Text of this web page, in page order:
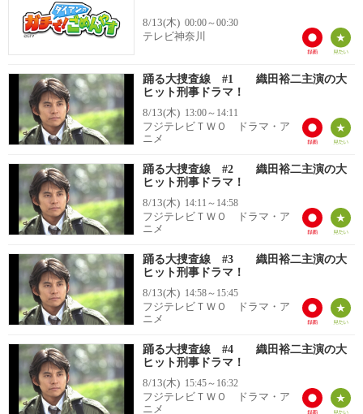
8/13(木) 00:00～00:30
テレビ神奈川
踊る大捜査線 #1 織田裕二主演の大
ヒット刑事ドラマ！
8/13(木) 13:00～14:11
フジテレビＴＷＯ ドラマ・ア
ニメ
踊る大捜査線 #2 織田裕二主演の大
ヒット刑事ドラマ！
8/13(木) 14:11～14:58
フジテレビＴＷＯ ドラマ・ア
ニメ
踊る大捜査線 #3 織田裕二主演の大
ヒット刑事ドラマ！
8/13(木) 14:58～15:45
フジテレビＴＷＯ ドラマ・ア
ニメ
踊る大捜査線 #4 織田裕二主演の大
ヒット刑事ドラマ！
8/13(木) 15:45～16:32
フジテレビＴＷＯ ドラマ・ア
ニメ